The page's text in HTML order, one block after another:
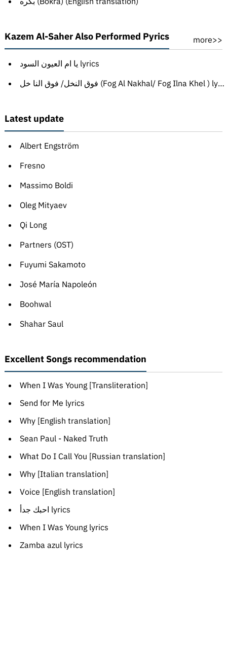
Kazem Al-Saher Also Performed Pyrics more>>
يا ام العيون السود lyrics
فوق النخل/ فوق النا خل (Fog Al Nakhal/ Fog Ilna Khel ) lyrics
Latest update
Albert Engström
Fresno
Massimo Boldi
Oleg Mityaev
Qi Long
Partners (OST)
Fuyumi Sakamoto
José María Napoleón
Boohwal
Shahar Saul
Excellent Songs recommendation
When I Was Young [Transliteration]
Send for Me lyrics
Why [English translation]
Sean Paul - Naked Truth
What Do I Call You [Russian translation]
Why [Italian translation]
Voice [English translation]
احبك جدأ lyrics
When I Was Young lyrics
Zamba azul lyrics